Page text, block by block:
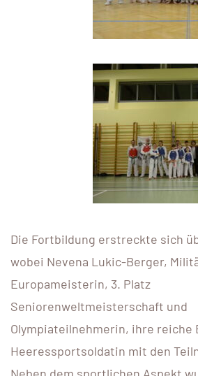
Die Fortbildung erstreckte sich
wobei Nevena Lukic-Berger,
Europameisterin, 3. Platz
Seniorenweltmeisterschaft und
Olympiateilnehmerin, ihre reiche
Heeressportsoldatin mit den